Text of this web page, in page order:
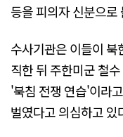
등을 피의자 신분으로
수사기관은 이들이
직한 뒤 주한미군 철
'북침 전쟁 연습'이라
벌였다고 의심하고 있